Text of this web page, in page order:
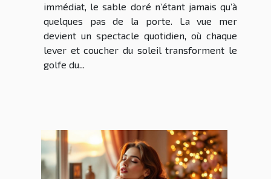
immédiat, le sable doré n’étant jamais qu’à
quelques pas de la porte. La vue mer
devient un spectacle quotidien, où chaque
lever et coucher du soleil transforment le
golfe du...